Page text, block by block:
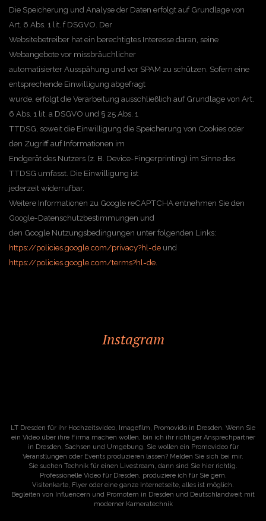
Die Speicherung und Analyse der Daten erfolgt auf Grundlage von
Art. 6 Abs. 1 lit. f DSGVO. Der
Websitebetreiber hat ein berechtigtes Interesse daran, seine
Webangebote vor missbräuchlicher
automatisierter Ausspähung und vor SPAM zu schützen. Sofern eine
entsprechende Einwilligung abgefragt
wurde, erfolgt die Verarbeitung ausschließlich auf Grundlage von Art.
6 Abs. 1 lit. a DSGVO und § 25 Abs. 1
TTDSG, soweit die Einwilligung die Speicherung von Cookies oder
den Zugriff auf Informationen im
Endgerät des Nutzers (z. B. Device-Fingerprinting) im Sinne des
TTDSG umfasst. Die Einwilligung ist
jederzeit widerrufbar.
Weitere Informationen zu Google reCAPTCHA entnehmen Sie den
Google-Datenschutzbestimmungen und
den Google Nutzungsbedingungen unter folgenden Links:
https://policies.google.com/privacy?hl=de und
https://policies.google.com/terms?hl=de.
Instagram
LT Dresden für ihr Hochzeitsvideo, Imagefilm, Promovido in Dresden. Wenn Sie
ein Video über ihre Firma machen wollen, bin ich ihr richtiger Ansprechpartner
in Dresden, Sachsen und Umgebung. Sie wollen ein Promovideo für
Veranstlungen oder Events produzieren lassen? Melden Sie sich bei mir.
Sie suchen Technik für einen Livestream, dann sind Sie hier richtig.
Professionelle Video für Dresden, produziere ich für Sie gern.
Visitenkarte, Flyer oder eine ganze Internetseite, alles ist möglich.
Begleiten von Influencern und Promotern in Dresden und Deutschlandweit mit
moderner Kameratechnik